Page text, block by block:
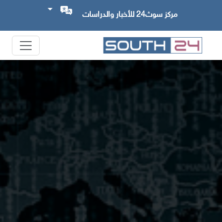
مركز سوث24 للأخبار والدراسات